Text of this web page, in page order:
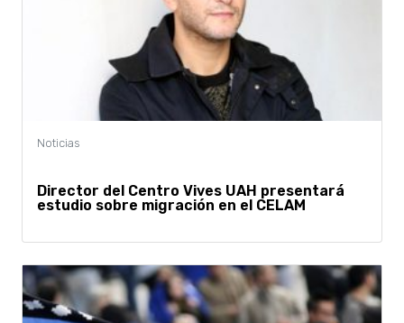
Director del Centro Vives UAH presentará
estudio sobre migración en el CELAM